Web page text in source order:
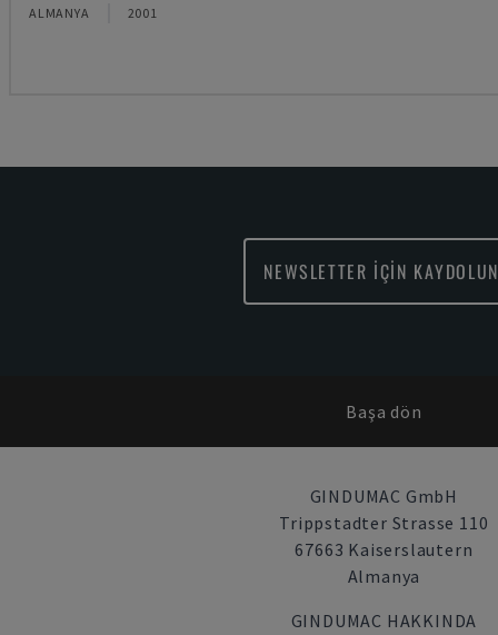
ALMANYA 2001
NEWSLETTER İÇİN
Başa dön
GINDUMAC GmbH
Trippstadter Strasse 110
67663 Kaiserslautern
Almanya
GINDUMAC HAKKINDA